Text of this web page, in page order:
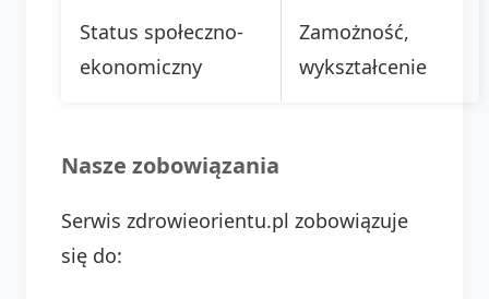
Status społeczno-
ekonomiczny
Zamożność,
wykształcenie
Nasze zobowiązania
Serwis zdrowieorientu.pl zobowiązuje
się do: